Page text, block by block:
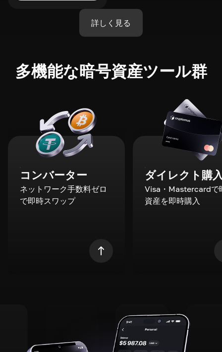
詳しく見る
多機能な暗号資産ツール群
コンバーター
ネットワーク手数料ゼロ
で即時スワップ
ダイレクト購
Visa・Mastercardで
資産を即時購入